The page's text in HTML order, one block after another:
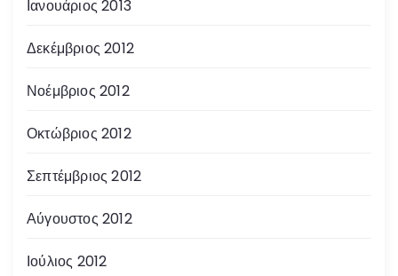
Ιανουάριος 2013
Δεκέμβριος 2012
Νοέμβριος 2012
Οκτώβριος 2012
Σεπτέμβριος 2012
Αύγουστος 2012
Ιούλιος 2012